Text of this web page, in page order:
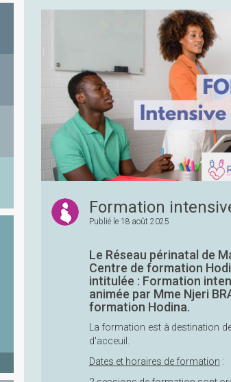
Formation
Publié le 18 août 2025
Le Réseau périnatal de
Centre de formation
intitulée : Formation
animée par Mme Njeri
formation Hodina.
La formation est à destination
d'acceuil.
Dates et horaires de formation :